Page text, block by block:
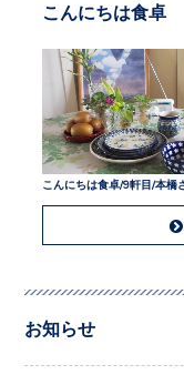
こんにちは食卓
お知らせ